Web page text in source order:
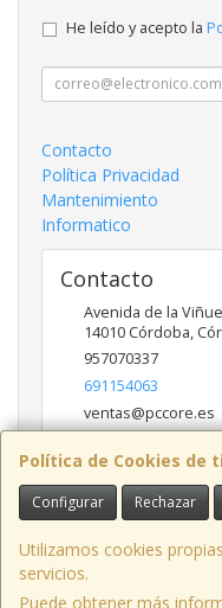
Política de Cookies de
Configurar Rechazar
Utilizamos cookies
servicios.
Puede obtener más
He leído y acepto la
Contacto
Política Privacidad
Mantenimiento
Informatico
Contacto
Avenida de la
14010 Córdoba,
957070337
691154063
ventas@pccore.es
Horario
10-13:30